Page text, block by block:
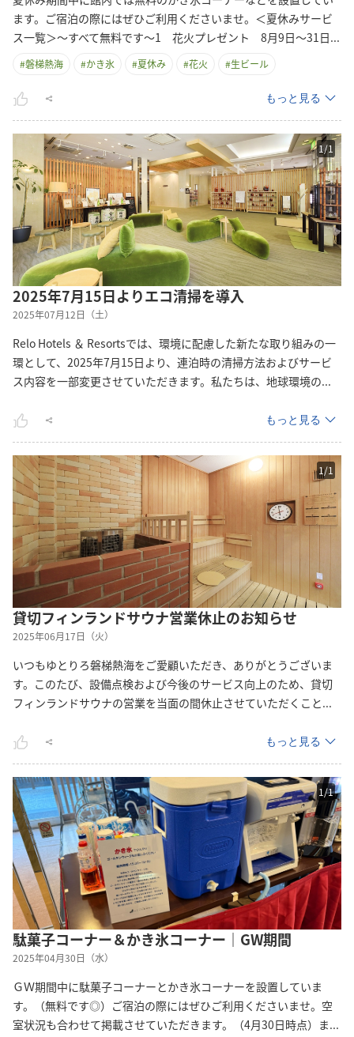
ます。ご宿泊の際にはぜひご利用くださいませ。＜夏休みサービ
ス一覧＞～すべて無料です～1 花火プレゼント 8月9日～31日...
#磐梯熱海 #かき氷 #夏休み #花火 #生ビール
もっと見る
1/1
2025年7月15日よりエコ清掃を導入
2025年07月12日（土）
Relo Hotels ＆ Resortsでは、環境に配慮した新たな取り組みの一
環として、2025年7月15日より、連泊時の清掃方法およびサービ
ス内容を一部変更させていただきます。私たちは、地球環境の...
もっと見る
1/1
貸切フィンランドサウナ営業休止のお知らせ
2025年06月17日（火）
いつもゆとりろ磐梯熱海をご愛顧いただき、ありがとうございま
す。このたび、設備点検および今後のサービス向上のため、貸切
フィンランドサウナの営業を当面の間休止させていただくこ と...
もっと見る
1/1
駄菓子コーナー＆かき氷コーナー｜GW期間
2025年04月30日（水）
ＧＷ期間中に駄菓子コーナーとかき氷コーナーを設置していま
す。（無料です◎）ご宿泊の際にはぜひご利用くださいませ。空
室状況も合わせて掲載させていただきます。（4月30日時点） ま...